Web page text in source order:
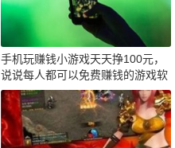
手机玩赚钱小游戏天天挣100元，
说说每人都可以免费赚钱的游戏软
件